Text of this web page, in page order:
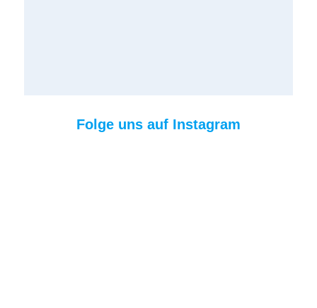
Folge uns auf Instagram